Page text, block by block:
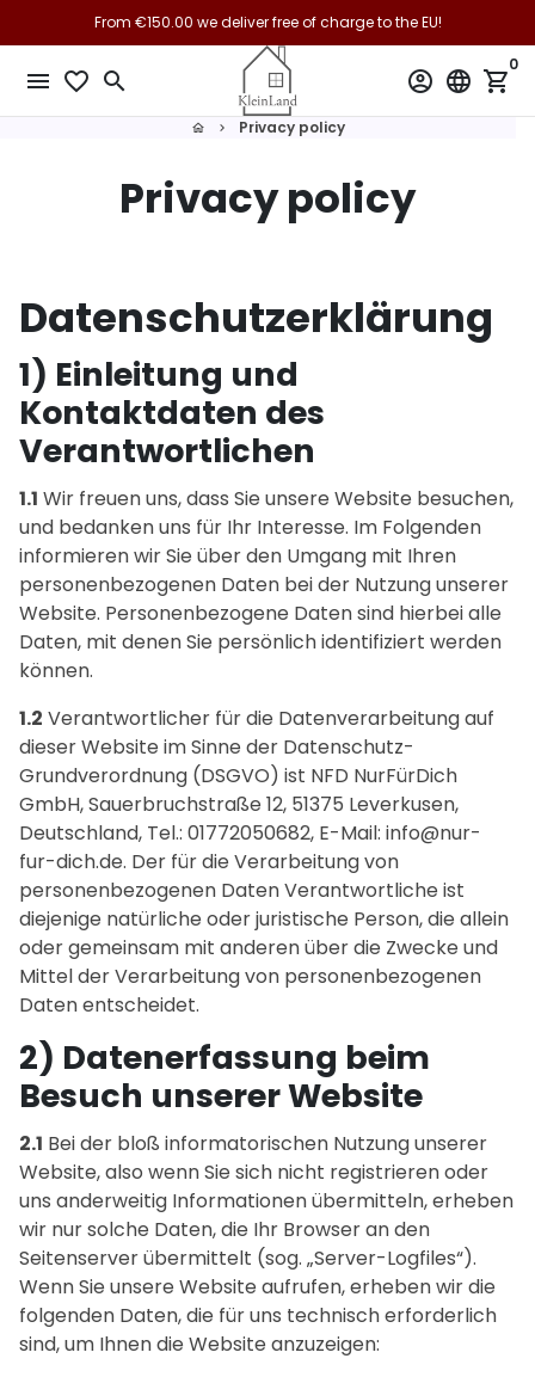
to
content
From €150.00 we deliver free of charge to the EU!
menu favorite_border search account_circle language shopping_cart
0
home keyboard_arrow_right Privacy policy
Privacy policy
Datenschutzerklärung
1) Einleitung und
Kontaktdaten des
Verantwortlichen
1.1 Wir freuen uns, dass Sie unsere Website besuchen,
und bedanken uns für Ihr Interesse. Im Folgenden
informieren wir Sie über den Umgang mit Ihren
personenbezogenen Daten bei der Nutzung unserer
Website. Personenbezogene Daten sind hierbei alle
Daten, mit denen Sie persönlich identifiziert werden
können.
1.2 Verantwortlicher für die Datenverarbeitung auf
dieser Website im Sinne der Datenschutz-
Grundverordnung (DSGVO) ist NFD NurFürDich
GmbH, Sauerbruchstraße 12, 51375 Leverkusen,
Deutschland, Tel.: 01772050682, E-Mail: info@nur-
fur-dich.de. Der für die Verarbeitung von
personenbezogenen Daten Verantwortliche ist
diejenige natürliche oder juristische Person, die allein
oder gemeinsam mit anderen über die Zwecke und
Mittel der Verarbeitung von personenbezogenen
Daten entscheidet.
2) Datenerfassung beim
Besuch unserer Website
2.1 Bei der bloß informatorischen Nutzung unserer
Website, also wenn Sie sich nicht registrieren oder
uns anderweitig Informationen übermitteln, erheben
wir nur solche Daten, die Ihr Browser an den
Seitenserver übermittelt (sog. „Server-Logfiles“).
Wenn Sie unsere Website aufrufen, erheben wir die
folgenden Daten, die für uns technisch erforderlich
sind, um Ihnen die Website anzuzeigen: